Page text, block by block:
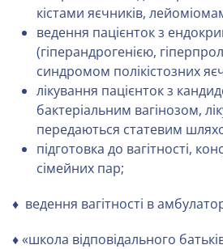
кістами яєчників,
ведення пацієнток з
(гіперандрогенією,
синдромом полікістозних
лікування пацієнток з
бактеріальним вагінозом,
передаються статевим
підготовка до вагітності,
сімейних пар;
♦ ведення вагітності в
♦ «школа відповідального